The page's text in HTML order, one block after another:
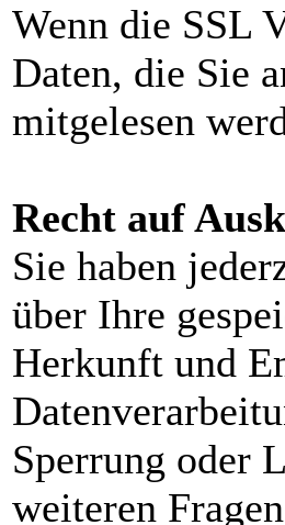
Wenn die SSL
Daten, die Sie
mitgelesen
Recht auf
Sie haben
über Ihre
Herkunft und
Sperrung oder
weiteren